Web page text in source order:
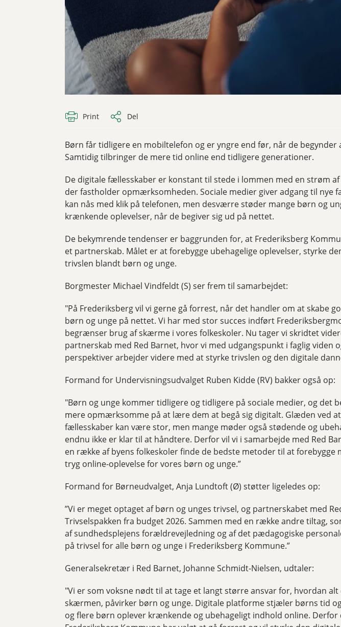
Print Del
Børn får tidligere en mobiltelefon og er yngre end før, når de begynder
Samtidig tilbringer de mere tid online end tidligere generationer.
De digitale fællesskaber er konstant til stede i lommen med en strøm
der fastholder opmærksomheden. Sociale medier giver adgang til nye
kan nås med klik på telefonen, men desværre støder mange børn og
krænkende oplevelser, når de begiver sig ud på nettet.
De bekymrende tendenser er baggrunden for, at Frederiksberg
et partnerskab. Målet er at forebygge ubehagelige oplevelser, styrke
trivslen blandt børn og unge.
Borgmester Michael Vindfeldt (S) ser frem til samarbejdet:
"På Frederiksberg vil vi gerne gå forrest, når det handler om at skabe
børn og unge på nettet. Vi har med stor succes indført
begrænser brug af skærme i vores folkeskoler. Nu tager vi skridtet
partnerskab med Red Barnet, hvor vi med udgangspunkt i faglig viden
perspektiver arbejder videre med at styrke trivslen og den digitale
Formand for Undervisningsudvalget Ruben Kidde (RV) bakker også op:
"Børn og unge kommer tidligere og tidligere på sociale medier, og det
mere opmærksomme på at lære dem at begå sig digitalt. Glæden ved
fællesskaber kan være stor, men mange møder også stødende og
endnu ikke er klar til at håndtere. Derfor vil vi i samarbejde med Red
en række af byens folkeskoler finde de bedste metoder til at forebygge
tryg online-oplevelse for vores børn og unge.”
Formand for Børneudvalget, Anja Lundtoft (Ø) støtter ligeledes op:
”Vi er meget optaget af børn og unges trivsel, og partnerskabet med
Trivselspakken fra budget 2026. Sammen med en række andre tiltag,
af sundhedsplejens forældrevejledning og af det pædagogiske
på trivsel for alle børn og unge i Frederiksberg Kommune.”
Generalsekretær i Red Barnet, Johanne Schmidt-Nielsen, udtaler:
"Vi er som voksne nødt til at tage et langt større ansvar for, hvordan
skærmen, påvirker børn og unge. Digitale platforme stjæler børns tid
og flere børn oplever krænkende og ubehageligt indhold online. Derfor